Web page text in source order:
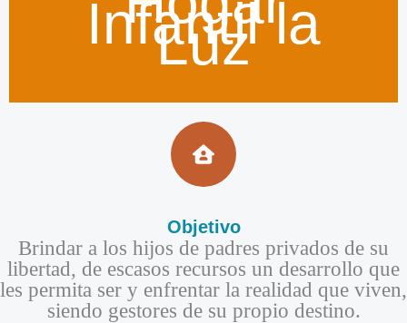
Infantil la
Luz
Objetivo​
Brindar a los hijos de padres privados de su
libertad, de escasos recursos un desarrollo que
les permita ser y enfrentar la realidad que viven,
siendo gestores de su propio destino.